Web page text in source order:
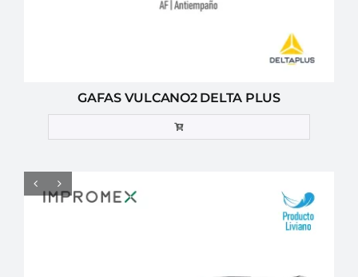
GAFAS VULCANO2 DELTA PLUS